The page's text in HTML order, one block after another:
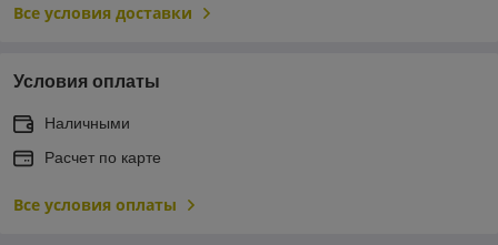
Все условия доставки
Условия оплаты
Наличными
Расчет по карте
Все условия оплаты